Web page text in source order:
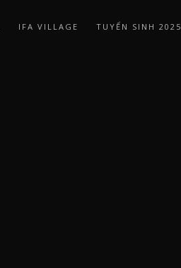
IFA VILLAGE TUYỂN SINH 2025